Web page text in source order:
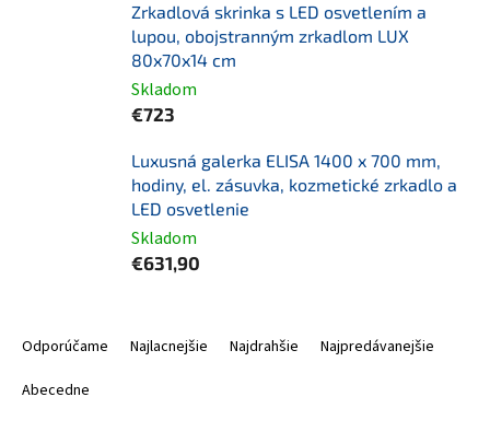
Zrkadlová skrinka s LED osvetlením a
lupou, obojstranným zrkadlom LUX
80x70x14 cm
Skladom
€723
Luxusná galerka ELISA 1400 x 700 mm,
hodiny, el. zásuvka, kozmetické zrkadlo a
LED osvetlenie
Skladom
€631,90
Odporúčame Najlacnejšie Najdrahšie
Najpredávanejšie
Abecedne